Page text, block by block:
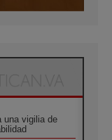
una vigilia de